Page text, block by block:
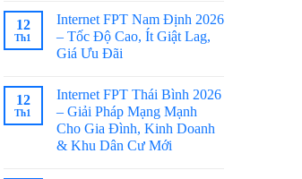
12
Th1
Internet FPT Nam Định 2026
– Tốc Độ Cao, Ít Giật Lag,
Giá Ưu Đãi
12
Th1
Internet FPT Thái Bình 2026
– Giải Pháp Mạng Mạnh
Cho Gia Đình, Kinh Doanh
& Khu Dân Cư Mới